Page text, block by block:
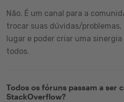
Não. É um canal para a
trocar suas dúvidas/
lugar e poder criar uma
todos.
Todos os fóruns passam a ser
StackOverflow?